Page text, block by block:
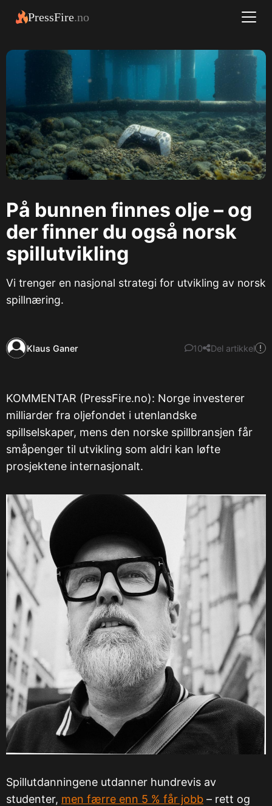
PressFire.no
På bunnen finnes olje – og
der finner du også norsk
spillutvikling
Vi trenger en nasjonal strategi for utvikling av norsk
spillnæring.
Klaus Ganer 10 Del artikkel
KOMMENTAR (PressFire.no): Norge investerer
milliarder fra oljefondet i utenlandske
spillselskaper, mens den norske spillbransjen får
småpenger til utvikling som aldri kan løfte
prosjektene internasjonalt.
Spillutdanningene utdanner hundrevis av
studenter, men færre enn 5 % får jobb – rett og